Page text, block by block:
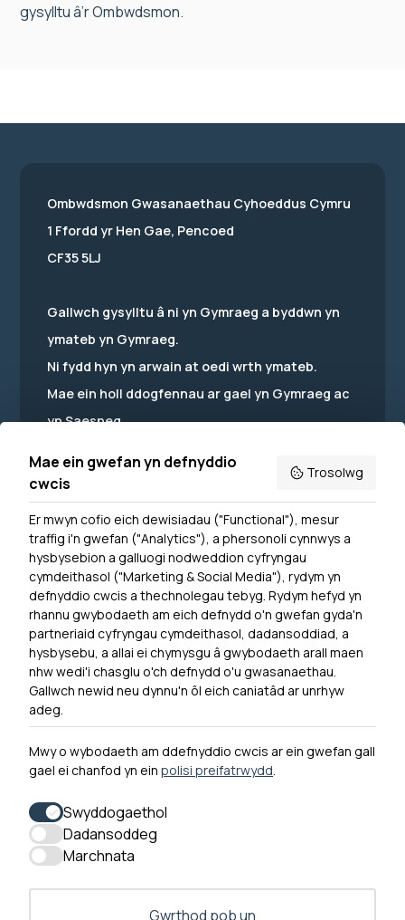
gysylltu â’r Ombwdsmon.
Dewislen Troedyn
Newyddion
Ymuno â ni
Hygyrchedd
Hysbysiad Preifatrwydd
Cysylltu â ni
0300 790 0203 Mae ein llinell ffôn ar agor rhwng 10yb-
4yp Dydd Llun - Dydd Gwener
Ombwdsmon Gwasanaethau Cyhoeddus Cymru
1 Ffordd yr Hen Gae, Pencoed
CF35 5LJ
Gallwch gysylltu â ni yn Gymraeg a byddwn yn
ymateb yn Gymraeg.
Ni fydd hyn yn arwain at oedi wrth ymateb.
Mae ein holl ddogfennau ar gael yn Gymraeg ac
yn Saesneg.
Powered by Translate
Mae ein gwefan yn defnyddio
cwcis
Trosolwg
Er mwyn cofio eich dewisiadau ("Functional"), mesur
traffig i'n gwefan ("Analytics"), a phersonoli cynnwys a
hysbysebion a galluogi nodweddion cyfryngau
cymdeithasol ("Marketing & Social Media"), rydym yn
defnyddio cwcis a thechnolegau tebyg. Rydym hefyd yn
rhannu gwybodaeth am eich defnydd o'n gwefan gyda'n
partneriaid cyfryngau cymdeithasol, dadansoddiad, a
hysbysebu, a allai ei chymysgu â gwybodaeth arall maen
nhw wedi'i chasglu o'ch defnydd o'u gwasanaethau.
Gallwch newid neu dynnu'n ôl eich caniatâd ar unrhyw
adeg.
Mwy o wybodaeth am ddefnyddio cwcis ar ein gwefan gall
gael ei chanfod yn ein polisi preifatrwydd.
Swyddogaethol
Dadansoddeg
Marchnata
Gwrthod pob un